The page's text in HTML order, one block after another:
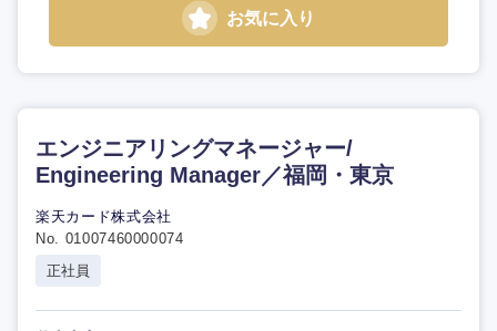
お気に入り
エンジニアリングマネージャー/
Engineering Manager／福岡・東京
楽天カード株式会社
No. 01007460000074
正社員